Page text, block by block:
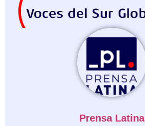
Prensa Latina